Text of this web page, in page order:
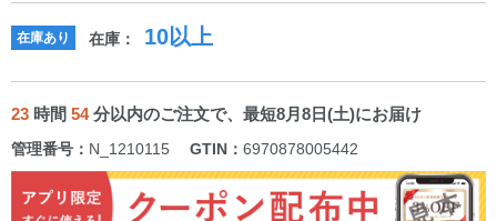
在庫あり 在庫： 10以上
23 時間 54分以内のご注文で、最短8月8日(土)にお届け
管理番号： N_1210115 GTIN： 6970878005442